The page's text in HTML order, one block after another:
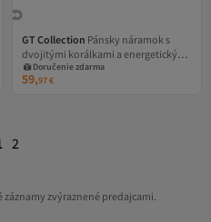
GT Collection Pánsky náramok s
dvojitými korálkami a energetickými
kameňmi LAPIS LAZULI, univerzálna
veľkosť a nastaviteľná šnúrka
Doručenie zdarma
59,97€
2
zvýraznené predajcami.